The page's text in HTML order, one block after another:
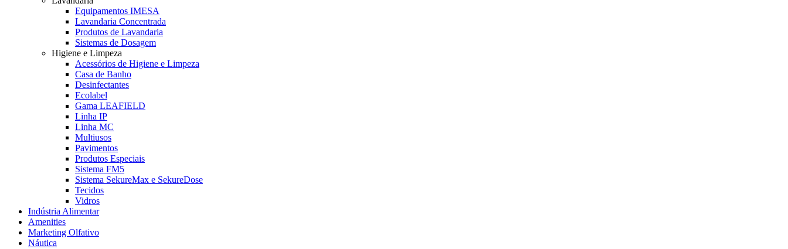
Equipamentos IMESA
Lavandaria Concentrada
Produtos de Lavandaria
Sistemas de Dosagem
Higiene e Limpeza
Acessórios de Higiene e Limpeza
Casa de Banho
Desinfectantes
Ecolabel
Gama LEAFIELD
Linha IP
Linha MC
Multiusos
Pavimentos
Produtos Especiais
Sistema FM5
Sistema SekureMax e SekureDose
Tecidos
Vidros
Indústria Alimentar
Amenities
Marketing Olfativo
Náutica